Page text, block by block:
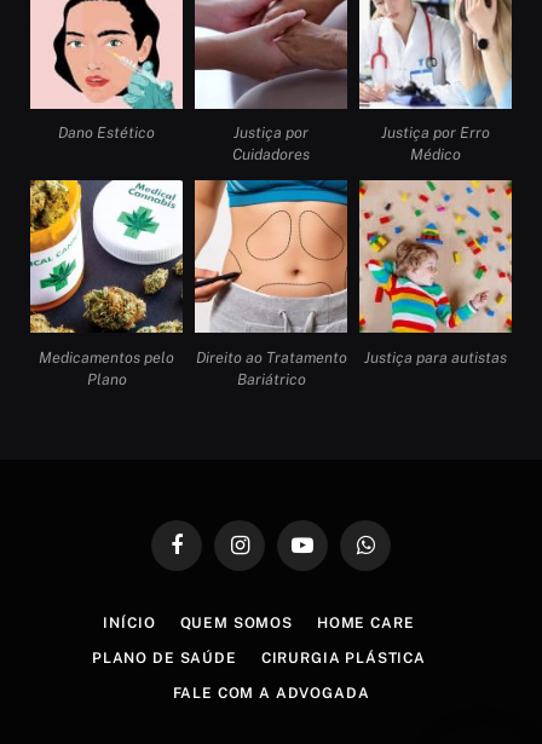
Dano Estético
Justiça por
Cuidadores
Justiça por Erro
Médico
Medicamentos pelo
Plano
Direito ao Tratamento
Bariátrico
Justiça para autistas
FacebookInstagramYouTubeWhatsApp
INÍCIO QUEM SOMOS HOME CARE
PLANO DE SAÚDE CIRURGIA PLÁSTICA
FALE COM A ADVOGADA